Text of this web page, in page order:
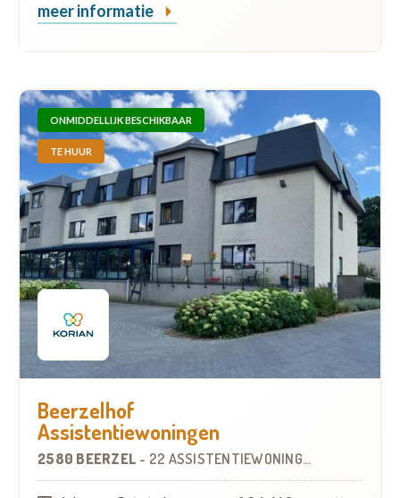
meer informatie
ONMIDDELLIJK BESCHIKBAAR
TE HUUR
Beerzelhof
Assistentiewoningen
2580 BEERZEL - 22 ASSISTENTIEWONINGEN